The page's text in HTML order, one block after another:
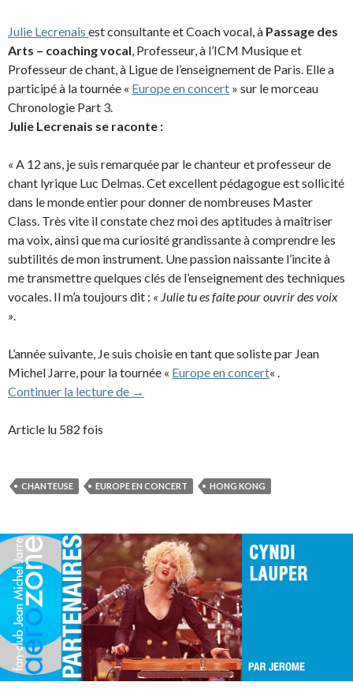
Julie Lecrenais est consultante et Coach vocal, à Passage des
Arts – coaching vocal, Professeur, à l’ICM Musique et
Professeur de chant, à Ligue de l’enseignement de Paris. Elle a
participé à la tournée « Europe en concert » sur le morceau
Chronologie Part 3.
Julie Lecrenais se raconte :
« A 12 ans, je suis remarquée par le chanteur et professeur de
chant lyrique Luc Delmas. Cet excellent pédagogue est sollicité
dans le monde entier pour donner de nombreuses Master
Class. Très vite il constate chez moi des aptitudes à maîtriser
ma voix, ainsi que ma curiosité grandissante à comprendre les
subtilités de mon instrument. Une passion naissante l’incite à
me transmettre quelques clés de l’enseignement des techniques
vocales. Il m’a toujours dit : « Julie tu es faite pour ouvrir des voix
».
L’année suivante, Je suis choisie en tant que soliste par Jean
Michel Jarre, pour la tournée « Europe en concert« .
Continuer la lecture de Julie Lecrenais (1993-1994)
→
Article lu 582 fois
CHANTEUSE EUROPE EN CONCERT HONG KONG